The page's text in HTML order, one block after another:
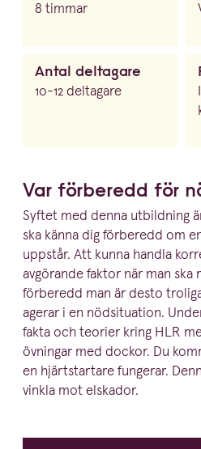
8 timmar
Antal deltagare
10-12 deltagare
Var förberedd för
Syftet med denna utbildning
ska känna dig förberedd om
uppstår. Att kunna handla
avgörande faktor när man ska
förberedd man är desto
agerar i en nödsi­tu­ation.
fakta och teorier kring HLR
övningar med dockor. Du
en hjärt­startare fungerar.
vinkla mot elskador.